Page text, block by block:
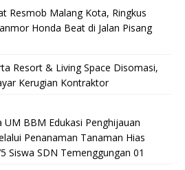
Resmob Malang Kota, Ringkus
Honda Beat di Jalan Pisang
Resort & Living Space Disomasi,
Kerugian Kontraktor
UM BBM Edukasi Penghijauan
Penanaman Tanaman Hias
Siswa SDN Temenggungan 01